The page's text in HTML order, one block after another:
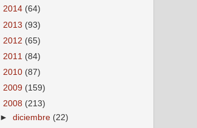
2014 (64)
2013 (93)
2012 (65)
2011 (84)
2010 (87)
2009 (159)
2008 (213)
►diciembre (22)